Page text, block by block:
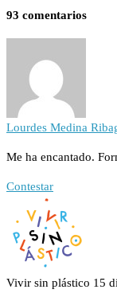
93 comentarios
Lourdes Medina
Me ha encantado.
Contestar
Vivir sin plástico 15